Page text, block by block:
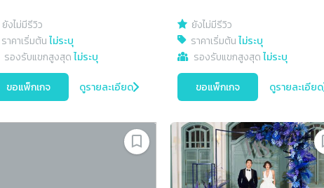
ยังไม่มีรีวิว
ราคาเริ่มต้นไม่ระบุ
รองรับแขกสูงสุดไม่ระบุ
ขอแพ็กเกจ ดูรายละเอียด
ยังไม่มีรีวิว
ราคาเริ่มต้นไม่ระบุ
รองรับแขกสูงสุดไม่ระบุ
ขอแพ็กเกจ ดูรายละเอียด